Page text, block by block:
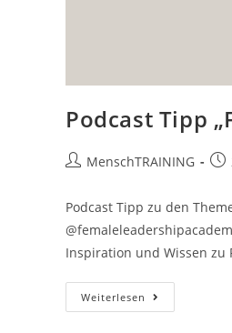
Podcast Tipp
Beitrags-
MenschTRAINING
Podcast Tipp zu den
Inspiration und Wissen zu
Weiterlesen Podcast
Tipp